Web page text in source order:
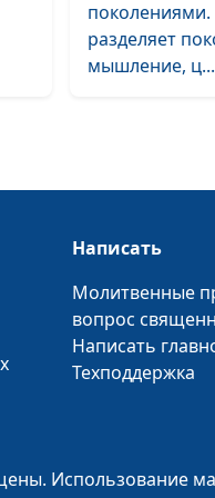
разделяет
мышление, ц...
Написать
Молитвенные
вопрос
Написать
Техподдержка
Использование